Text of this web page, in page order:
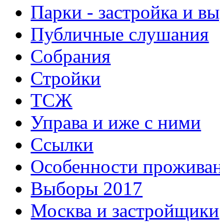
Парки - застройка и
Публичные слушания
Собрания
Стройки
ТСЖ
Управа и иже с ними
Ссылки
Особенности
Выборы 2017
Москва и застройщики